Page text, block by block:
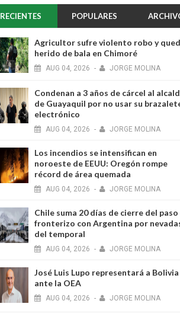
RECIENTES POPULARES
Agricultor sufre violento robo y
herido de bala en Chimoré
AUG 04, 2026 - JORGE MOLINA
Condenan a 3 años de cárcel al
de Guayaquil por no usar su
electrónico
AUG 04, 2026 - JORGE MOLINA
Los incendios se intensifican en
noroeste de EEUU: Oregón rompe
récord de área quemada
AUG 04, 2026 - JORGE MOLINA
Chile suma 20 días de cierre del paso
fronterizo con Argentina por
del temporal
AUG 04, 2026 - JORGE MOLINA
José Luis Lupo representará a Bolivia
ante la OEA
AUG 04, 2026 - JORGE MOLINA